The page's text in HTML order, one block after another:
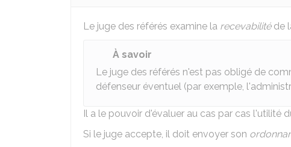
Le juge des référés examine la recevabilitéde
À savoir
Le juge des référés n'est pas obligé de
défenseur éventuel (par exemple,
Il a le pouvoir d'évaluer au cas par cas l'utilité
Si le juge accepte, il doit envoyer son